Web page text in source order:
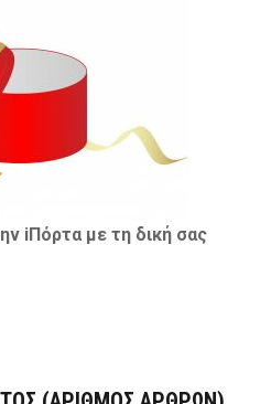
iΠόρτα με τη δική σας